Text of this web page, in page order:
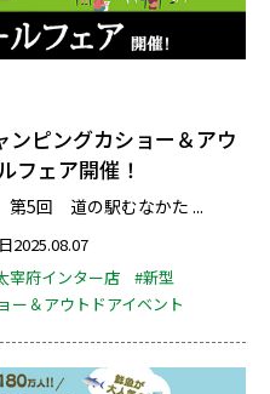
ンピングカショー＆アウ
フェア開催！
第5回 道の駅むなかた ...
2025.08.07
宰府インター店
#新型
ー＆アウトドアイベント